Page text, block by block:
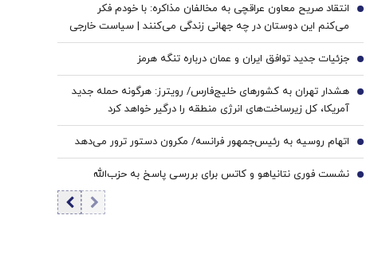
انتقاد صریح معاون عراقچی به مخالفان مذاکره: با خودم فکر
می‌کنم این دوستان در چه جهانی زندگی می‌کنند | سیاست خارجی
عرصه تصمیم‌های دشوار و سنجش دقیق هزینه و فایده است
6
جزئیات جدید توافق ایران و عمان درباره تنگه هرمز 7
هشدار تهران به کشورهای خلیج‌فارس/ رویترز: هرگونه حمله جدید
آمریکا، کل زیرساخت‌های انرژی منطقه را درگیر خواهد کرد
8
اتهام روسیه به رئیس‌جمهور فرانسه/ مکرون دستور ترور می‌دهد 9
نشست فوری نتانیاهو و کاتس برای بررسی پاسخ به حزب‌الله 10